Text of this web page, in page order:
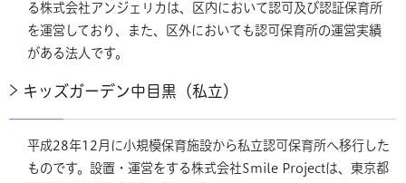
る株式会社アンジェリカは、区内において認可及び認証保育所
を運営しており、また、区外においても認可保育所の運営実績
がある法人です。
キッズガーデン中目黒（私立）
平成28年12月に小規模保育施設から私立認可保育所へ移行した
ものです。設置・運営をする株式会社Smile Projectは、東京都